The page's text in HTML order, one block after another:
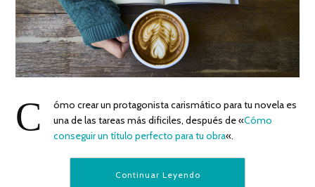
C
ómo crear un protagonista carismático para tu novela es
una de las tareas más dificiles, después de «Cómo
conseguir un título perfecto para tu obra«.
Continuar Leyendo